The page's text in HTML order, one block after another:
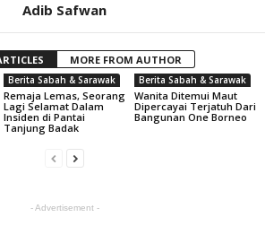
Adib Safwan
MORE FROM AUTHOR
Berita Sabah & Sarawak
Remaja Lemas, Seorang
Lagi Selamat Dalam
Insiden di Pantai
Tanjung Badak
Berita Sabah & Sarawak
Wanita Ditemui Maut
Dipercayai Terjatuh Dari
Bangunan One Borneo
- Advertisement -